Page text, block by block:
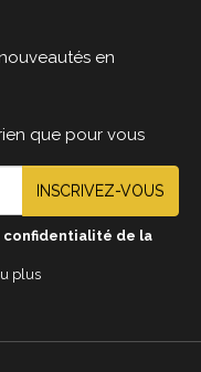
en
que pour vous
INSCRIVEZ-VOUS
de la
plus